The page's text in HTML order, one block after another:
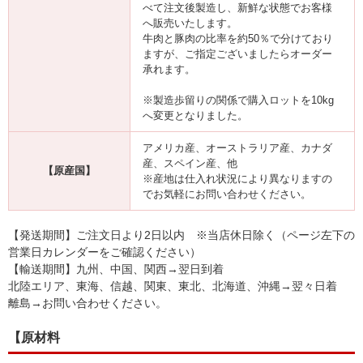
べて注文後製造し、新鮮な状態でお客様
へ販売いたします。
牛肉と豚肉の比率を約50％で分けており
ますが、ご指定ございましたらオーダー
承れます。
※製造歩留りの関係で購入ロットを10kg
へ変更となりました。
【原産国】
アメリカ産、オーストラリア産、カナダ
産、スペイン産、他
※産地は仕入れ状況により異なりますの
でお気軽にお問い合わせください。
【発送期間】ご注文日より2日以内 ※当店休日除く（ページ左下の
営業日カレンダーをご確認ください）
【輸送期間】九州、中国、関西→翌日到着
北陸エリア、東海、信越、関東、東北、北海道、沖縄→翌々日着
離島→お問い合わせください。
【原材料